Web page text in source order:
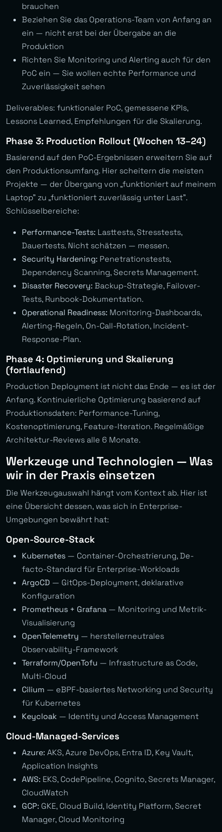
brauchen
Beziehen Sie das Operations-Team von Anfang an
ein — nicht erst bei der Übergabe an die
Produktion
Richten Sie Monitoring und Alerting auch für den
PoC ein — Sie wollen echte Performance und
Zuverlässigkeit sehen
Deliverables: funktionaler PoC, gemessene KPIs,
Lessons Learned, Empfehlungen für die Skalierung.
Phase 3: Production Rollout (Wochen 13–24)
Basierend auf den PoC-Ergebnissen erweitern Sie auf
den Produktionsumfang. Hier scheitern die meisten
Projekte — der Übergang von „funktioniert auf meinem
Laptop” zu „funktioniert zuverlässig unter Last”.
Schlüsselbereiche:
Performance-Tests: Lasttests, Stresstests,
Dauertests. Nicht schätzen — messen.
Security Hardening: Penetrationstests,
Dependency Scanning, Secrets Management.
Disaster Recovery: Backup-Strategie, Failover-
Tests, Runbook-Dokumentation.
Operational Readiness: Monitoring-Dashboards,
Alerting-Regeln, On-Call-Rotation, Incident-
Response-Plan.
Phase 4: Optimierung und Skalierung
(fortlaufend)
Production Deployment ist nicht das Ende — es ist der
Anfang. Kontinuierliche Optimierung basierend auf
Produktionsdaten: Performance-Tuning,
Kostenoptimierung, Feature-Iteration. Regelmäßige
Architektur-Reviews alle 6 Monate.
Werkzeuge und Technologien — Was
wir in der Praxis einsetzen
Die Werkzeugauswahl hängt vom Kontext ab. Hier ist
eine Übersicht dessen, was sich in Enterprise-
Umgebungen bewährt hat:
Open-Source-Stack
Kubernetes — Container-Orchestrierung, De-
facto-Standard für Enterprise-Workloads
ArgoCD — GitOps-Deployment, deklarative
Konfiguration
Prometheus + Grafana — Monitoring und Metrik-
Visualisierung
OpenTelemetry — herstellerneutrales
Observability-Framework
Terraform/OpenTofu — Infrastructure as Code,
Multi-Cloud
Cilium — eBPF-basiertes Networking und Security
für Kubernetes
Keycloak — Identity und Access Management
Cloud-Managed-Services
Azure: AKS, Azure DevOps, Entra ID, Key Vault,
Application Insights
AWS: EKS, CodePipeline, Cognito, Secrets Manager,
CloudWatch
GCP: GKE, Cloud Build, Identity Platform, Secret
Manager, Cloud Monitoring